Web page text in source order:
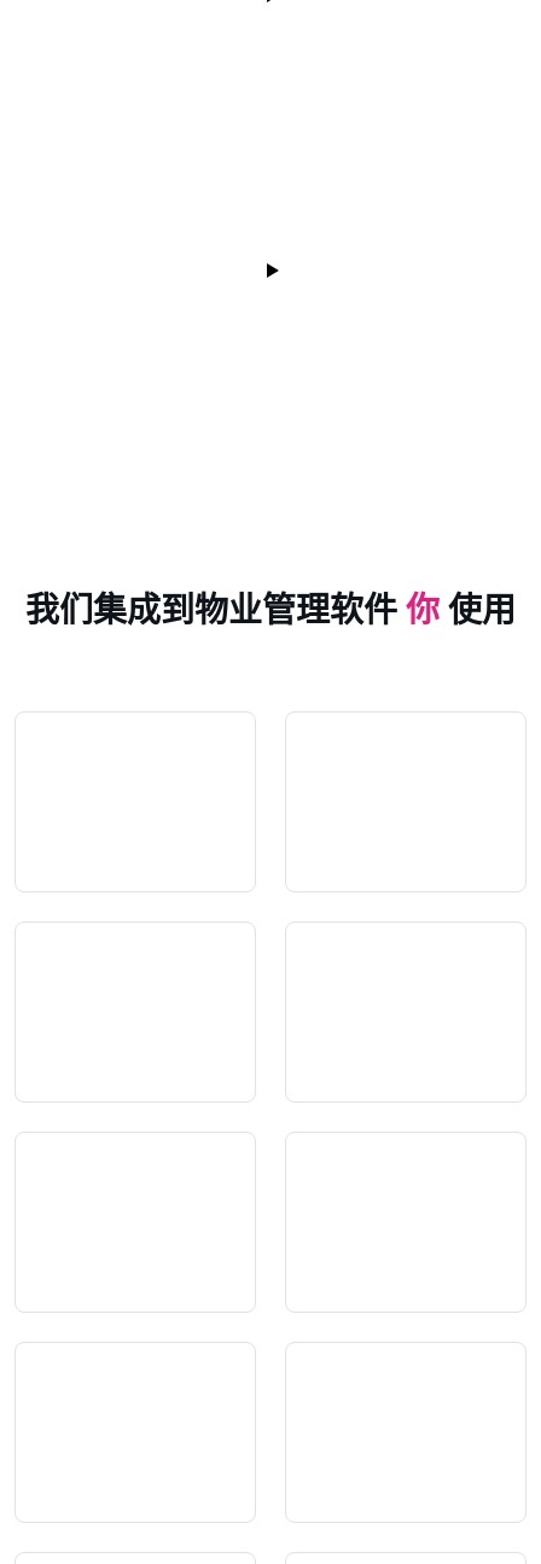
我们集成到物业管理软件 你 使用